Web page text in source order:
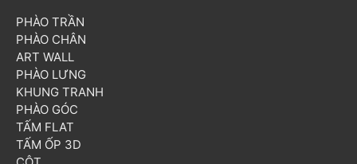
PHÀO TRẦN
PHÀO CHÂN
ART WALL
PHÀO LƯNG
KHUNG TRANH
PHÀO GÓC
TẤM FLAT
TẤM ỐP 3D